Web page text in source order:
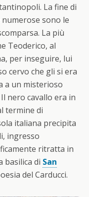
La fine di
sono le
La più
Teoderico, al
per inseguire, lui
cervo che gli si era
a un misterioso
nero cavallo era in
termine di
italiana precipita
ingresso
ritratta in
basilica di San
del Carducci.